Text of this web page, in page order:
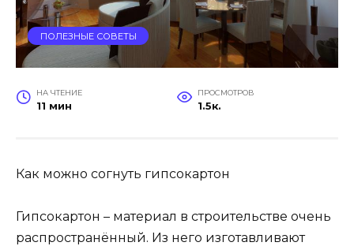
ПОЛЕЗНЫЕ СОВЕТЫ
НА ЧТЕНИЕ
11 мин
ПРОСМОТРОВ
1.5к.
Как можно согнуть гипсокартон
Гипсокартон – материал в строительстве очень
распространённый. Из него изготавливают